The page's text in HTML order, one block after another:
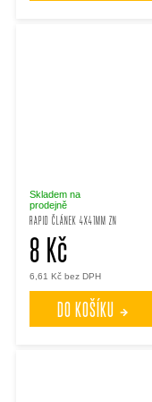
RAPID ČLÁNEK 4X41MM ZN
Skladem na
prodejně
6,61 Kč bez DPH
8 Kč
DO KOŠÍKU